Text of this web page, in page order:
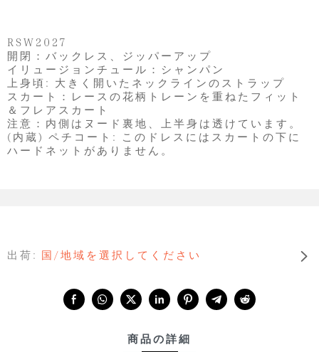
RSW2027
開閉：バックレス、ジッパーアップ
イリュージョンチュール：シャンパン
上身頃: 大きく開いたネックラインのストラップ
スカート：レースの花柄トレーンを重ねたフィット
＆フレアスカート
注意：内側はヌード裏地、上半身は透けています。
(内蔵) ペチコート: このドレスにはスカートの下に
ハードネットがありません。
出荷: 国/地域を選択してください
商品の詳細